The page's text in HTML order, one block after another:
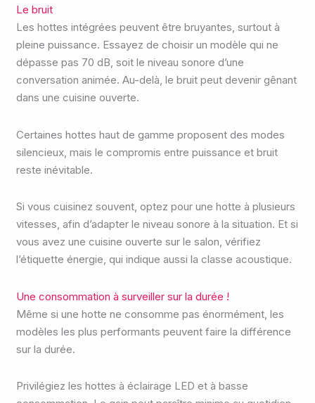
Le bruit
Les hottes intégrées peuvent être bruyantes, surtout à
pleine puissance. Essayez de choisir un modèle qui ne
dépasse pas 70 dB, soit le niveau sonore d’une
conversation animée. Au-delà, le bruit peut devenir gênant
dans une cuisine ouverte.
Certaines hottes haut de gamme proposent des modes
silencieux, mais le compromis entre puissance et bruit
reste inévitable.
Si vous cuisinez souvent, optez pour une hotte à plusieurs
vitesses, afin d’adapter le niveau sonore à la situation. Et si
vous avez une cuisine ouverte sur le salon, vérifiez
l’étiquette énergie, qui indique aussi la classe acoustique.
Une consommation à surveiller sur la durée !
Même si une hotte ne consomme pas énormément, les
modèles les plus performants peuvent faire la différence
sur la durée.
Privilégiez les hottes à éclairage LED et à basse